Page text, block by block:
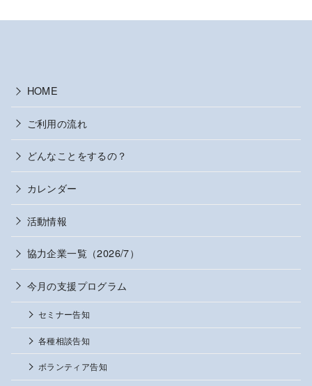
HOME
ご利用の流れ
どんなことをするの？
カレンダー
活動情報
協力企業一覧（2026/7）
今月の支援プログラム
セミナー告知
各種相談告知
ボランティア告知